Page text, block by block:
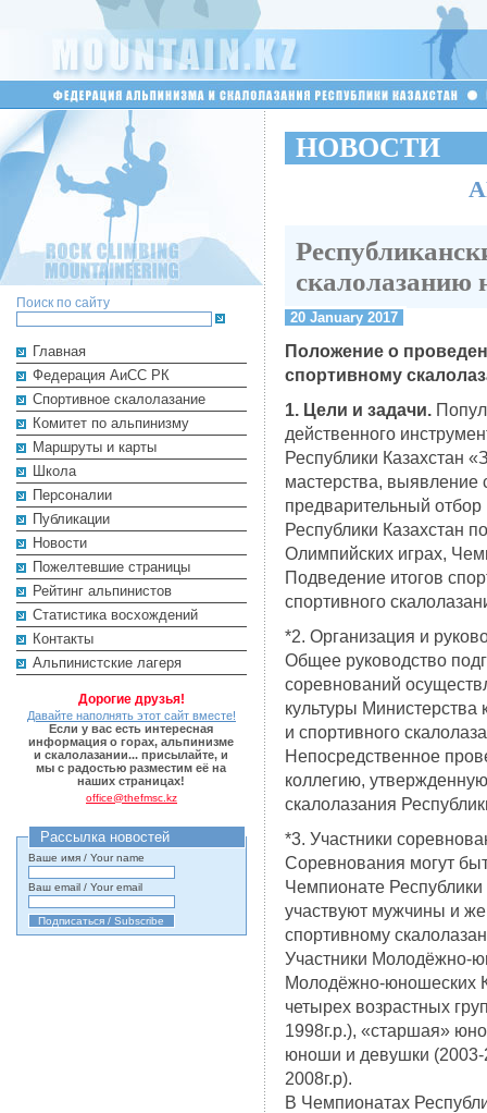
Поиск по сайту
Главная
Федерация АиСС РК
Cпортивное скалолазание
Комитет по альпинизму
Маршруты и карты
Школа
Персоналии
Публикации
Новости
Пожелтевшие страницы
Рейтинг альпинистов
Cтатистика восхождений
Контакты
Альпинистские лагеря
Дорогие друзья!
Давайте наполнять этот сайт вместе!
Если у вас есть интересная
информация о горах, альпинизме
и скалолазании... присылайте, и
мы с радостью разместим её на
наших страницах!
office@thefmsc.kz
Рассылка новостей
Ваше имя / Your name
Ваш email / Your email
НОВОСТИ
скалолазанию
20 January 2017
Положение о
спортивному
1. Цели и задачи.
действенного
Республики Казахстан
мастерства, выявление
предварительный
Республики Казахстан
Олимпийских играх,
Подведение итогов
спортивного
*2. Организация и
Общее руководство
соревнований
культуры
и спортивного
Непосредственное
коллегию,
скалолазания
*3. Участники
Соревнования могут
Чемпионате Республики
участвуют мужчины и
спортивному
Участники Молодёжно-
Молодёжно-юношеских
четырех возрастных
1998г.р.), «старшая»
юноши и девушки (2003-
2008г.р).
В Чемпионатах